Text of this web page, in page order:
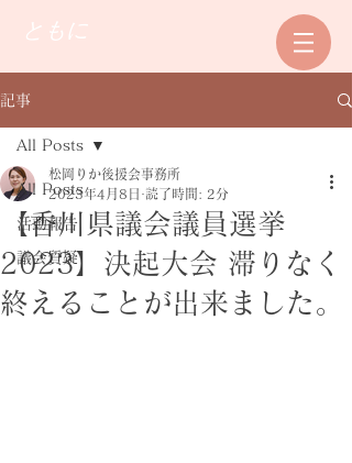
ともに
記事
All Posts
活動報告
議会質疑
All Posts
【香川県議会議員選挙
2023】決起大会 滞りなく
終えることが出来ました。
松岡りか後援会事務所
2023年4月8日
読了時間: 2分